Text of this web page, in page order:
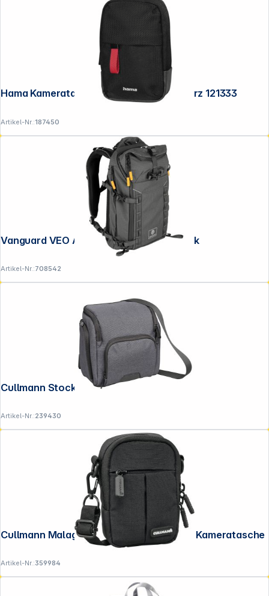
Hama Kameratasche Matera 90M schwarz 121333
Artikel-Nr.:187450
Vanguard VEO Active 42M grau Rucksack
Artikel-Nr.:708542
Cullmann Stockholm Maxima 85+
Artikel-Nr.:239430
Cullmann Malaga Compact 300 schwarz Kameratasche
Artikel-Nr.:359984